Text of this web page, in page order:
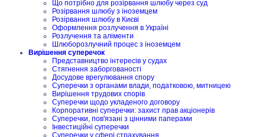
Що потрібно для розірвання шлюбу через суд
Розірвання шлюбу з іноземцем
Розірвання шлюбу в Києві
Оформлення розлучення в Україні
Розлучення та аліменти
Шлюборозлучний процес з іноземцем
Вирішення суперечок
Представництво інтересів у судах
Стягнення заборгованості
Досудове врегулювання спору
Суперечки з органами влади, податковою, митницею
Вирішення трудових спорів
Суперечки щодо укладеного договору
Корпоративні суперечки: захист прав акціонерів
Суперечки, пов'язані з цінними паперами
Інвестиційні суперечки